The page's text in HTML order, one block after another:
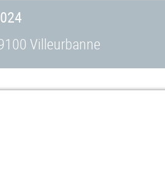
Villeurbanne